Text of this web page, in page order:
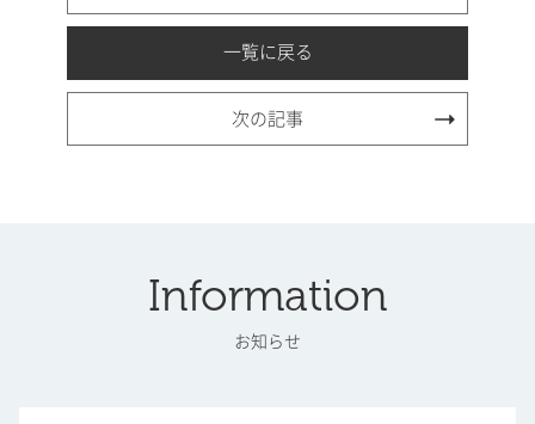
一覧に戻る
次の記事
Information
お知らせ